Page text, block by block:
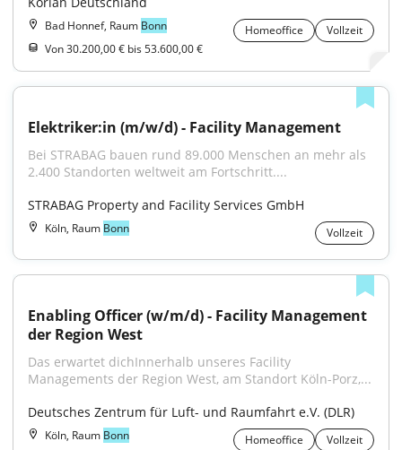
Bad Honnef, Raum Bonn Homeoffice
Vollzeit
Von 30.200,00 € bis 53.600,00 €
Elektriker:in (m/w/d) - Facility Management
Bei STRABAG bauen rund 89.000 Menschen an mehr als
2.400 Standorten weltweit am Fortschritt....
STRABAG Property and Facility Services GmbH
Köln, Raum Bonn Vollzeit
Enabling Officer (w/m/d) - Facility Management
der Region West
Das erwartet dichInnerhalb unseres Facility
Managements der Region West, am Standort Köln-Porz,...
Deutsches Zentrum für Luft- und Raumfahrt e.V. (DLR)
Köln, Raum Bonn Homeoffice
Vollzeit